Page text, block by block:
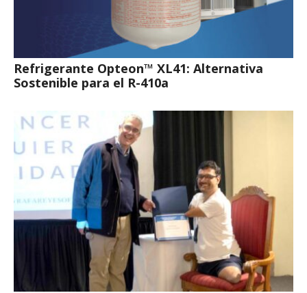
Refrigerante Opteon™ XL41: Alternativa
Sostenible para el R-410a